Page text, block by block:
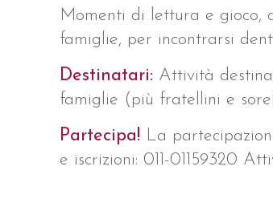
Momenti di lettura e gioco,
famiglie, per incontrarsi
Destinatari: Attività
famiglie (più fratellini e
Partecipa! La
e iscrizioni: 011-01159320